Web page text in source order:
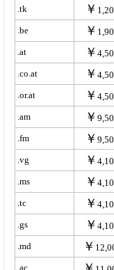
.tk ￥
.be
￥
.at
￥
.co.at
￥
.or.at
￥
.am
￥
.fm
￥
.vg
￥
.ms
￥
.tc
￥
.gs
￥
.md
￥
.ac